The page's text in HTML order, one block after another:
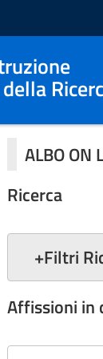
ALBO ON
Ricerca
+Filtri
Affissioni in